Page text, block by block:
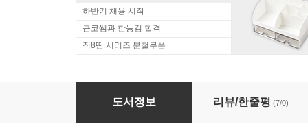
하반기 채용 시작
큰코쌤과 한능검 합격
직8딴 시리즈 분철쿠폰
2026 시대에듀 금융감독원 통합기본서
도서정보 리뷰/한줄평 (7/0)